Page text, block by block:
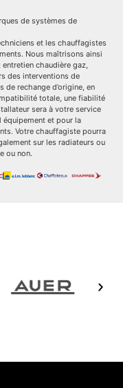
de systèmes de
et les chauffagistes
Nous maîtrisons ainsi
chaudière gaz,
des interventions de
rechange d’origine, en
totale, une fiabilité
sera à votre service
et pour la
Votre chauffagiste pourra
sur les radiateurs ou
ou non.